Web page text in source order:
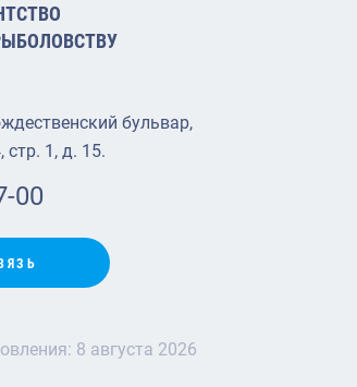
бульвар,
стр. 1, д. 15.
00
8 августа 2026